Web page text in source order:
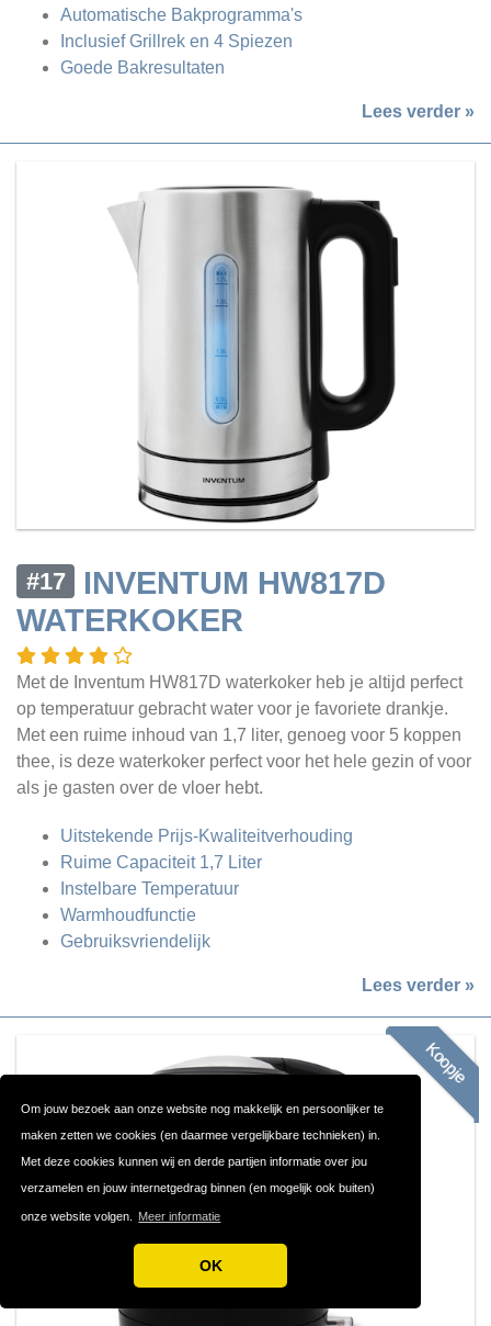
Om jouw bezoek aan onze website nog makkelijk en persoonlijker te
maken zetten we cookies (en daarmee vergelijkbare technieken) in.
Met deze cookies kunnen wij en derde partijen informatie over jou
verzamelen en jouw internetgedrag binnen (en mogelijk ook buiten)
onze website volgen. Meer informatie
OK
Automatische Bakprogramma's
Inclusief Grillrek en 4 Spiezen
Goede Bakresultaten
Lees verder »
#17
INVENTUM HW817D
WATERKOKER
Met de Inventum HW817D waterkoker heb je altijd perfect
op temperatuur gebracht water voor je favoriete drankje.
Met een ruime inhoud van 1,7 liter, genoeg voor 5 koppen
thee, is deze waterkoker perfect voor het hele gezin of voor
als je gasten over de vloer hebt.
Uitstekende Prijs-Kwaliteitverhouding
Ruime Capaciteit 1,7 Liter
Instelbare Temperatuur
Warmhoudfunctie
Gebruiksvriendelijk
Lees verder »
Koopje